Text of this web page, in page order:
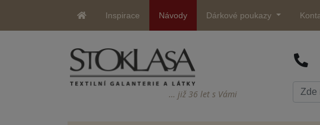
Inspirace Návody Dárkové poukazy
… již 36 let s Vámi